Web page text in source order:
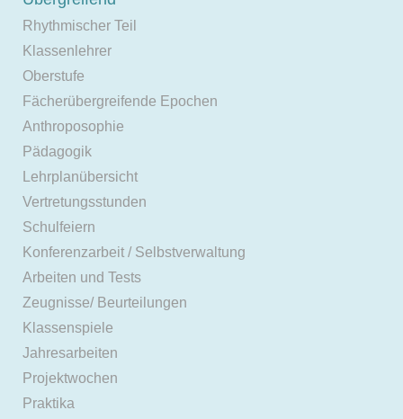
Rhythmischer Teil
Klassenlehrer
Oberstufe
Fächerübergreifende Epochen
Anthroposophie
Pädagogik
Lehrplanübersicht
Vertretungsstunden
Schulfeiern
Konferenzarbeit / Selbstverwaltung
Arbeiten und Tests
Zeugnisse/ Beurteilungen
Klassenspiele
Jahresarbeiten
Projektwochen
Praktika